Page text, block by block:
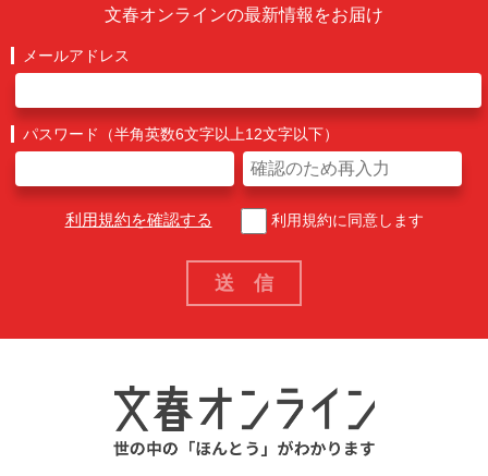
文春オンラインの最新情報をお届け
メールアドレス
パスワード（半角英数6文字以上12文字以下）
利用規約を確認する 利用規約に同意します